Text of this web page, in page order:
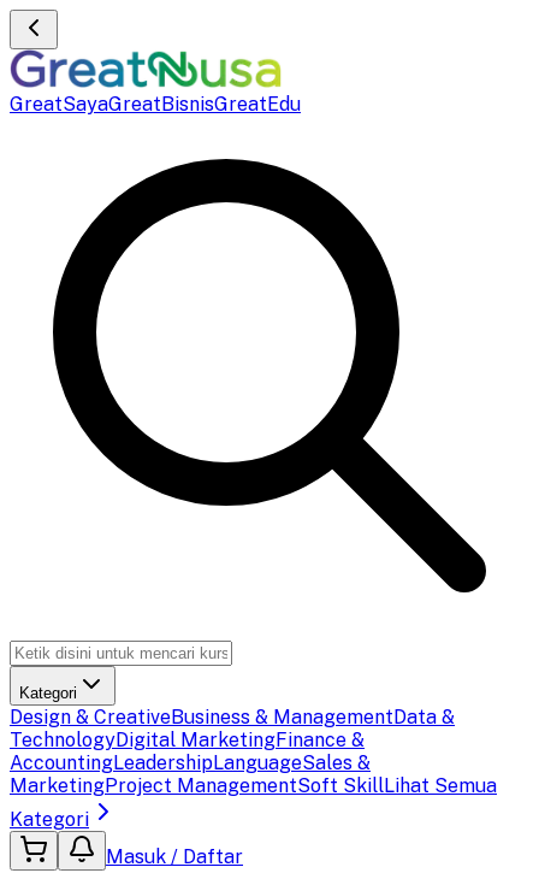
GreatSayaGreatBisnisGreatEdu
Kategori
Design & CreativeBusiness & ManagementData &
TechnologyDigital MarketingFinance &
AccountingLeadershipLanguageSales &
MarketingProject ManagementSoft SkillLihat Semua
Kategori
Masuk / Daftar